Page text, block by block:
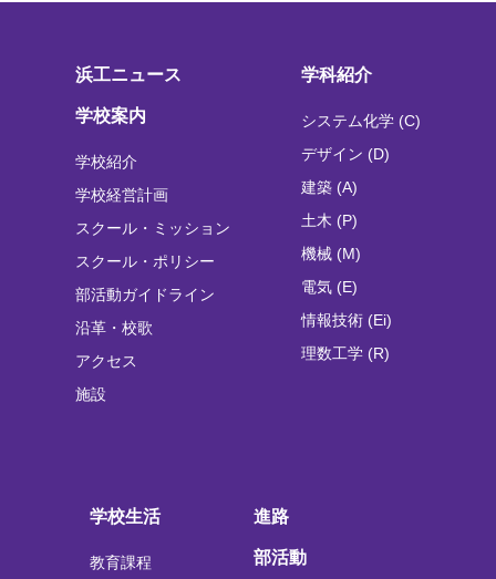
浜工ニュース
学校案内
学校紹介
学校経営計画
スクール・ミッション
スクール・ポリシー
部活動ガイドライン
沿革・校歌
アクセス
施設
学科紹介
システム化学 (C)
デザイン (D)
建築 (A)
土木 (P)
機械 (M)
電気 (E)
情報技術 (Ei)
理数工学 (R)
学校生活
教育課程
進路
部活動